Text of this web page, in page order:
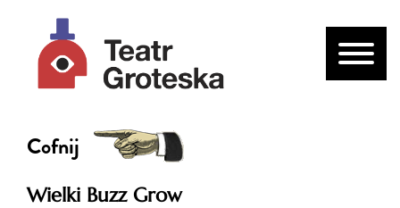
Cofnij
Wielki Buzz Grow